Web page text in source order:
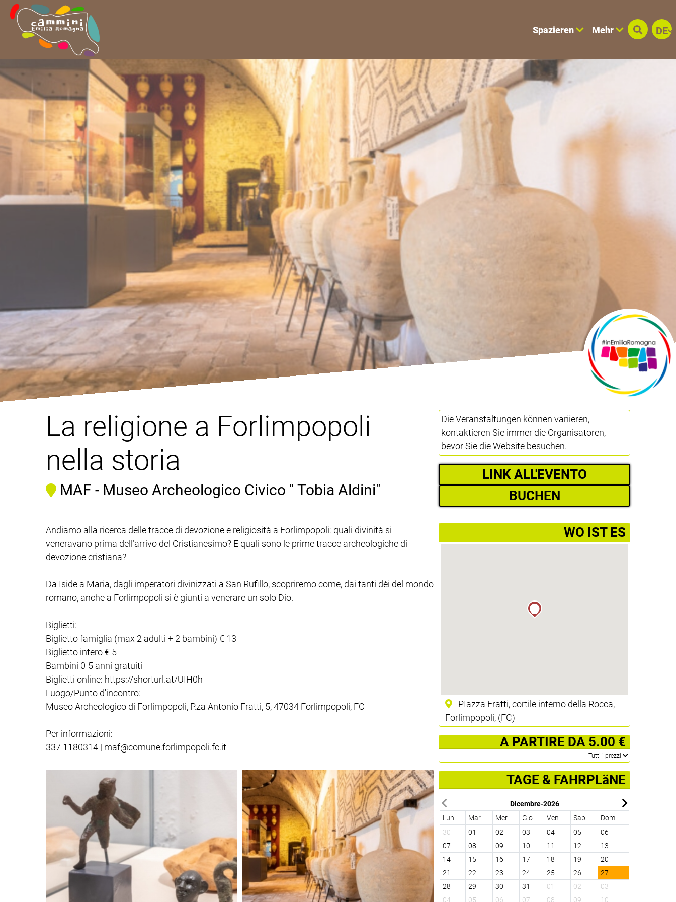
Spazieren Mehr DE
La religione a Forlimpopoli
nella storia
MAF - Museo Archeologico Civico " Tobia Aldini"
Die Veranstaltungen können variieren,
kontaktieren Sie immer die Organisatoren,
bevor Sie die Website besuchen.
LINK ALL'EVENTO
BUCHEN
Andiamo alla ricerca delle tracce di devozione e religiosità a Forlimpopoli: quali divinità si
veneravano prima dell’arrivo del Cristianesimo? E quali sono le prime tracce archeologiche di
devozione cristiana?
Da Iside a Maria, dagli imperatori divinizzati a San Rufillo, scopriremo come, dai tanti dèi del mondo
romano, anche a Forlimpopoli si è giunti a venerare un solo Dio.
Biglietti:
Biglietto famiglia (max 2 adulti + 2 bambini) € 13
Biglietto intero € 5
Bambini 0-5 anni gratuiti
Biglietti online: https://shorturl.at/UIH0h
Luogo/Punto d'incontro:
Museo Archeologico di Forlimpopoli, P.za Antonio Fratti, 5, 47034 Forlimpopoli, FC
Per informazioni:
337 1180314 | maf@comune.forlimpopoli.fc.it
­WO IST ES
PIazza Fratti, cortile interno della Rocca,
Forlimpopoli, (FC)
­ A PARTIRE DA 5.00 €
­Tutti i prezzi
TAGE & FAHRPLäNE
Dicembre-2026
Lun
Mar Mer Gio Ven Sab
Dom
30
01 02 03 04 05
06
07
08 09 10 11 12
13
14
15 16 17 18 19
20
21
22 23 24 25 26
27
28
29 30 31 01 02
03
04
05 06 07 08 09 10